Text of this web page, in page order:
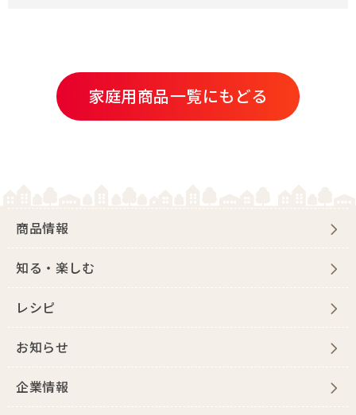
家庭用商品一覧にもどる
商品情報
知る・楽しむ
レシピ
お知らせ
企業情報